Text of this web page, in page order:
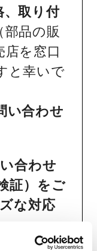
、取り付
部品の販
店を窓口
と幸いで
い合わせ
合わせ
証）をご
な対応